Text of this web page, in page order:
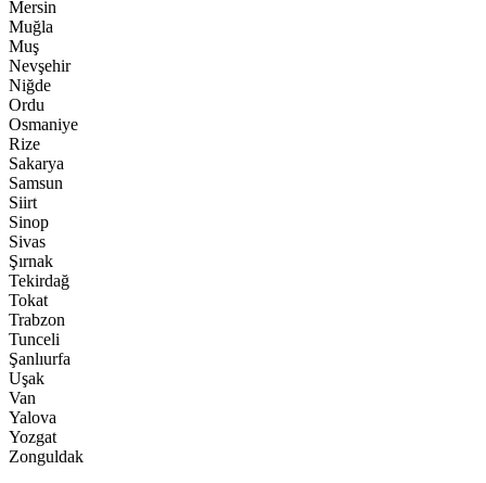
Mersin
Muğla
Muş
Nevşehir
Niğde
Ordu
Osmaniye
Rize
Sakarya
Samsun
Siirt
Sinop
Sivas
Şırnak
Tekirdağ
Tokat
Trabzon
Tunceli
Şanlıurfa
Uşak
Van
Yalova
Yozgat
Zonguldak